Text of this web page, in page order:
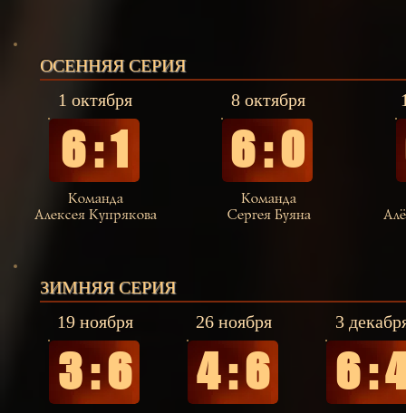
ОСЕННЯЯ СЕРИЯ
1 октября
6 : 1
Команда
Алексея Купрякова
8 октября
6 : 0
Команда
Сергея Буяна
ЗИМНЯЯ СЕРИЯ
19 ноября
26 ноября 3
3 : 6 4 : 6 6 :